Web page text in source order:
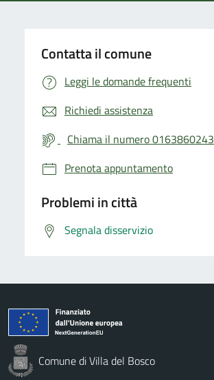
Contatta il comune
Leggi le domande frequenti
Richiedi assistenza
Chiama il numero 0163860243
Prenota appuntamento
Problemi in città
Segnala disservizio
Comune di Villa del Bosco